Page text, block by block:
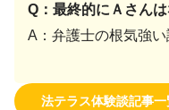
Q：最終的にＡさん
A：弁護士の根気強い
法テラス体験談記事一